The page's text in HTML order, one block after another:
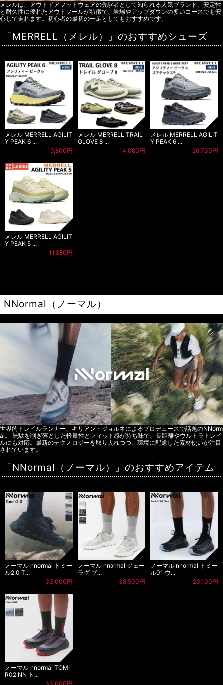
メレルは、アウトドアフットウェアの先駆者として知られる人気ブランド。安定性
と耐久性に優れたアウトソールが特徴で、岩場やアップダウンの多いコースでも安
心して走れます。初心者の最初の一足としてもおすすめです。
「MERRELL（メレル）」のおすすめシューズ
メレル MERRELL AGILIT
Y PEAK 6 ...
19,800円
メレル MERRELL TRAIL
GLOVE 8 ...
14,080円
メレル MERRELL AGILIT
Y PEAK 6 ...
26,730円
メレル MERRELL AGILIT
Y PEAK 5 ...
11,880円
NNormal（ノーマル）
世界的トレイルランナー、キリアン・ジョルネによるプロデュースで話題のNNorm
al。 無駄を削ぎ落とした軽量性とフィット感が持ち味で、長距離やウルトラトレイ
ルにも対応。最新のテクノロジーを取り入れつつ、環境に配慮した素材使いが注目
されています。
「NNormal（ノーマル）」のおすすめアイテム
ノーマル nnormal トミー
ル2.0 T...
33,000円
ノーマル nnormal ジェー
ラグ ブ...
38,500円
ノーマル nnormal トミー
ル01 ウ...
23,100円
ノーマル nnormal TOMI
R02 NN ト...
33,000円